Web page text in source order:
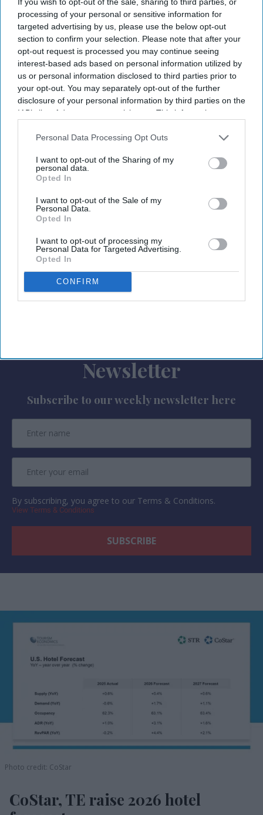
processing of your personal or sensitive information for
targeted advertising by us, please use the below opt-out
section to confirm your selection. Please note that after your
opt-out request is processed you may continue seeing
interest-based ads based on personal information utilized by
us or personal information disclosed to third parties prior to
your opt-out. You may separately opt-out of the further
disclosure of your personal information by third parties on the
IAB’s list of downstream participants. This information may
Downstream Participantsthat may further disclose it to other
Personal Data Processing Opt Outs
I want to opt-out of the Sharing of my
personal data.
Opted In
I want to opt-out of the Sale of my
Personal Data.
Opted In
I want to opt-out of processing my
Personal Data for Targeted Advertising.
Opted In
CONFIRM
Marriott expands ice! to eight U.S. resorts.
Expansion adds two resorts and three new
themes.
Attraction debuts at resorts in California,
Arizona.
MARRIOTT INTERNATIONAL WILL expand “ice!,”
its Christmas attraction featuring hand-carved ice
sculptures, to eight resorts in the U.S. for this
locations and introduce three new themes.
The attraction will debut at Gaylord Pacific Resort
in Chula Vista, California and JW Marriott Phoenix
Desert Ridge Resort in Phoenix,Marriott said in a
statement. The new themes are Home Alone,
Harry Potter and Disney Tim Burton’s The
Nightmare Before Christmas.
Newsletter
Subscribe to our weekly newsletter here
By subscribing, you agree to our Terms & Conditions.
View Terms & Conditions
Photo credit: CoStar
CoStar, TE raise 2026 hotel